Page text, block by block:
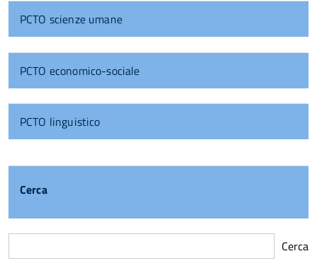
PCTO scienze umane
PCTO economico-sociale
PCTO linguistico
Cerca
Cerca